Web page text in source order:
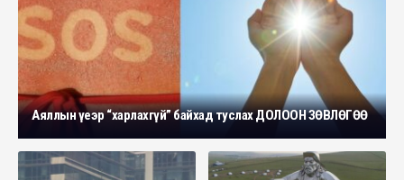
Аяллын үеэр “харлахгүй” байхад туслах ДОЛООН ЗӨВЛӨГӨӨ